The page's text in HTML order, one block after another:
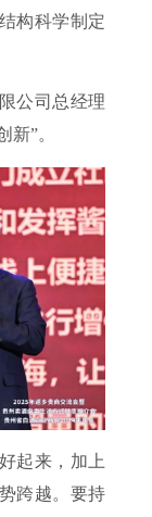
构科学制定
公司总经理
”。
起来，加上
跨越。要持